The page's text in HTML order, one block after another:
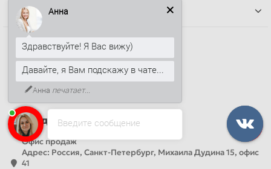
Информация
Наши контакты
+7 (812) 389-26-20
+7 (499) 444-14-71
info@sandwichpanelsvspb.ru
Наш адрес
Офис продаж
Адрес: Россия, Санкт-Петербург, Михаила Дудина 15, офис
41
Введите сообщение
Анна
Здравствуйте! Я Вас вижу)
Давайте, я Вам подскажу в чате...
Анна печатает...